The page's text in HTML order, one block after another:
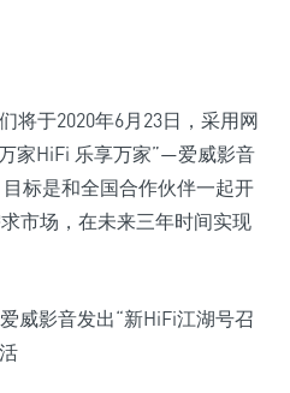
将于2020年6月23日，采用网
家HiFi 乐享万家”—爱威影音
标是和全国合作伙伴一起开
市场，在未来三年时间实现